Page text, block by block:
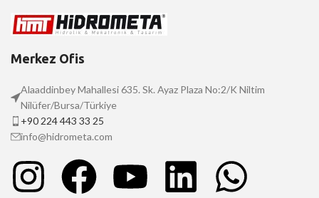
Merkez Ofis
Alaaddinbey Mahallesi 635. Sk. Ayaz Plaza No:2/K Niltim
Nilüfer/Bursa/Türkiye
+90 224 443 33 25
info@hidrometa.com